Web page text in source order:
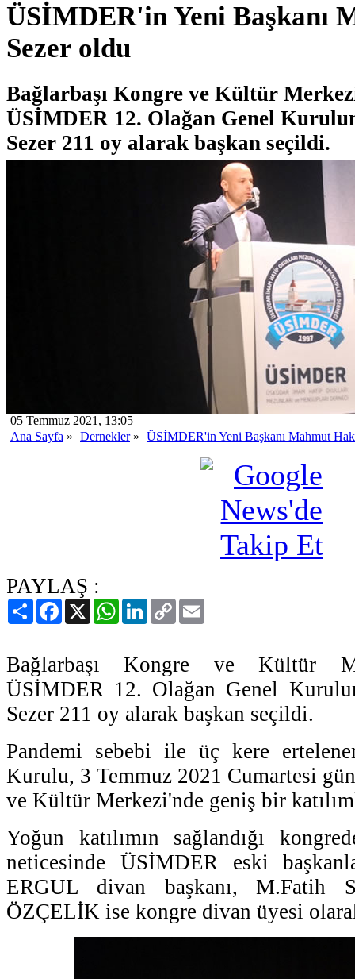
ÜSİMDER'in Yeni Başkanı
Sezer oldu
Bağlarbaşı Kongre ve Kültür
ÜSİMDER 12. Olağan Genel
Sezer 211 oy alarak başkan seçildi.
05 Temmuz 2021, 13:05
Ana Sayfa » Dernekler» ÜSİMDER'in Yeni Başkanı Mahmut
PAYLAŞ :
PaylaşFacebook
X WhatsAppLinkedIn
Copy
Link
Bağlarbaşı Kongre ve Kültür
ÜSİMDER 12. Olağan Genel
Sezer 211 oy alarak başkan seçildi.
Pandemi sebebi ile üç kere
Kurulu, 3 Temmuz 2021 Cumartesi
ve Kültür Merkezi'nde geniş bir
Yoğun katılımın sağlandığı
neticesinde ÜSİMDER eski
ERGUL divan başkanı, M.Fatih
ÖZÇELİK ise kongre divan üyesi